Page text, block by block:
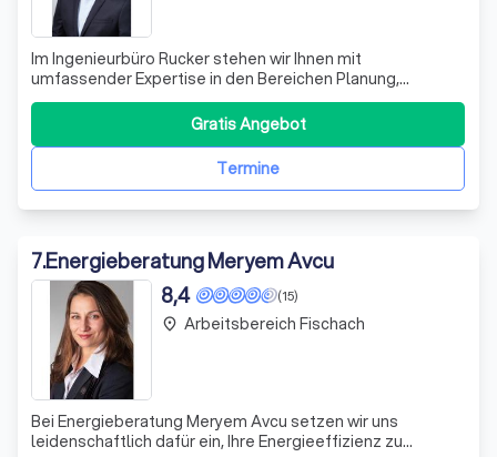
Im Ingenieurbüro Rucker stehen wir Ihnen mit
umfassender Expertise in den Bereichen Planung,
Baubegleitung und Energieberatung zur Seite. Unser
Team aus qualifizierten Bauingenieuren bietet Ihnen
maßgeschneiderte Lösungen, die sowohl ökologisch als
auch ökonomisch optimiert sind. Wir begleiten Sie v
Termine
Gratis Angebot
7.Energieberatung Meryem Avcu
(15)
8,4
Bei Energieberatung Meryem Avcu setzen wir uns
leidenschaftlich dafür ein, Ihre Energieeffizienz zu
place Arbeitsbereich Fischach